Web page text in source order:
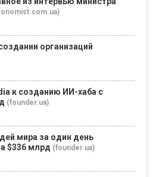
организаций
к созданию ИИ-хаба с
(founder.ua)
мира за один день
$336 млрд (founder.ua)